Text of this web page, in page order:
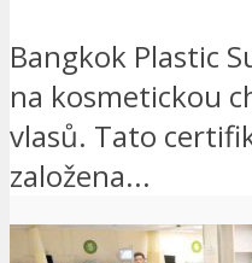
Bangkok Plastic
na kosmetickou
vlasů. Tato
založena...